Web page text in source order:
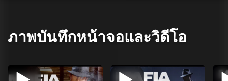
ภาพบันทึกหน้าจอและวิดีโอ